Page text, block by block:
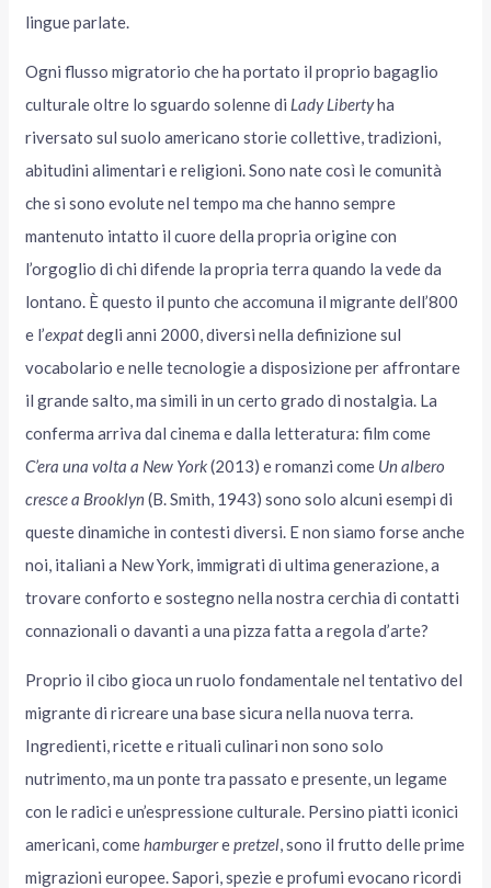
lingue parlate.
Ogni flusso migratorio che ha portato il proprio bagaglio
culturale oltre lo sguardo solenne di Lady Libertyha
riversato sul suolo americano storie collettive, tradizioni,
abitudini alimentari e religioni. Sono nate così le comunità
che si sono evolute nel tempo ma che hanno sempre
mantenuto intatto il cuore della propria origine con
l’orgoglio di chi difende la propria terra quando la vede da
lontano. È questo il punto che accomuna il migrante dell’800
e l’expatdegli anni 2000, diversi nella definizione sul
vocabolario e nelle tecnologie a disposizione per affrontare
il grande salto, ma simili in un certo grado di nostalgia. La
conferma arriva dal cinema e dalla letteratura: film come
C’era una volta a New York(2013) e romanzi come Un albero
cresce a Brooklyn(B. Smith, 1943) sono solo alcuni esempi di
queste dinamiche in contesti diversi. E non siamo forse anche
noi, italiani a New York, immigrati di ultima generazione, a
trovare conforto e sostegno nella nostra cerchia di contatti
connazionali o davanti a una pizza fatta a regola d’arte?
Proprio il cibo gioca un ruolo fondamentale nel tentativo del
migrante di ricreare una base sicura nella nuova terra.
Ingredienti, ricette e rituali culinari non sono solo
nutrimento, ma un ponte tra passato e presente, un legame
con le radici e un’espressione culturale. Persino piatti iconici
americani, comehamburgerepretzel, sono il frutto delle prime
migrazioni europee. Sapori, spezie e profumi evocano ricordi